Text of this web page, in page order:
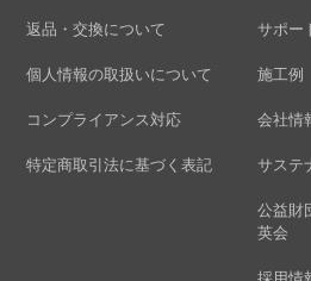
返品・交換について
個人情報の取扱いについて
コンプライアンス対応
特定商取引法に基づく表記
サポー
施工例
会社情
サステ
公益財
英会